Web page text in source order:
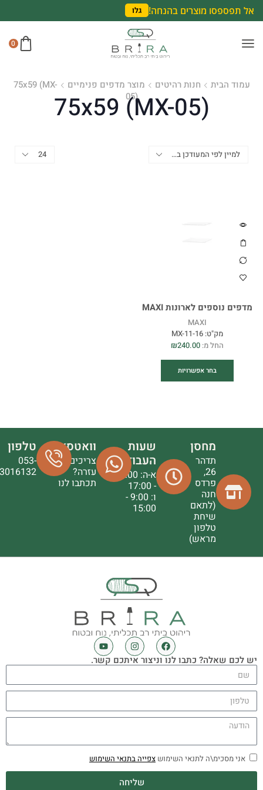
אל תפספסו מוצרים בהנחה! גלו
0
עמוד הבית חנות רהיטים מוצר מדפים פנימיים
75x59 (MX-
05)
75x59 (MX-05)
מדפים נוספים לארונות MAXI
MAXI
מק"ט: MX-11-16
החל מ:
₪240.00
בחר אפשרויות
מחסן
תדהר
26,
פרדס
חנה
(לתאם
שיחת
טלפון
מראש)
שעות
העבודה
א-ה: 9:00
- 17:00
ו: 9:00 -
15:00
וואטסאפ
צריכים
עזרה?
תכתבו לנו
טלפון
053-
3016132
יש לכם שאלה? כתבו לנו וניצור איתכם קשר.
אני מסכימ\ה לתנאי השימוש צפייה בתנאי השימוש
שליחה